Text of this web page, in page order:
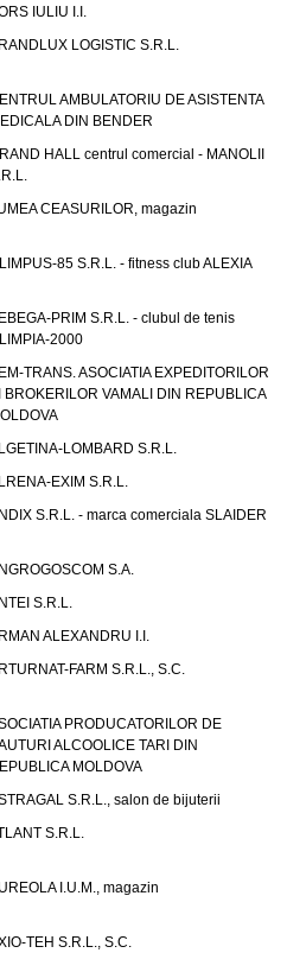
IULIU I.I.
LOGISTIC S.R.L.
AMBULATORIU DE ASISTENTA
DIN BENDER
HALL centrul comercial - MANOLII
CEASURILOR, magazin
85 S.R.L. - fitness club ALEXIA
PRIM S.R.L. - clubul de tenis
2000
TRANS. ASOCIATIA EXPEDITORILOR
BROKERILOR VAMALI DIN REPUBLICA
LOMBARD S.R.L.
EXIM S.R.L.
S.R.L. - marca comerciala SLAIDER
S.A.
S.R.L.
ALEXANDRU I.I.
FARM S.R.L., S.C.
PRODUCATORILOR DE
ALCOOLICE TARI DIN
MOLDOVA
S.R.L., salon de bijuterii
S.R.L.
I.U.M., magazin
TEH S.R.L., S.C.